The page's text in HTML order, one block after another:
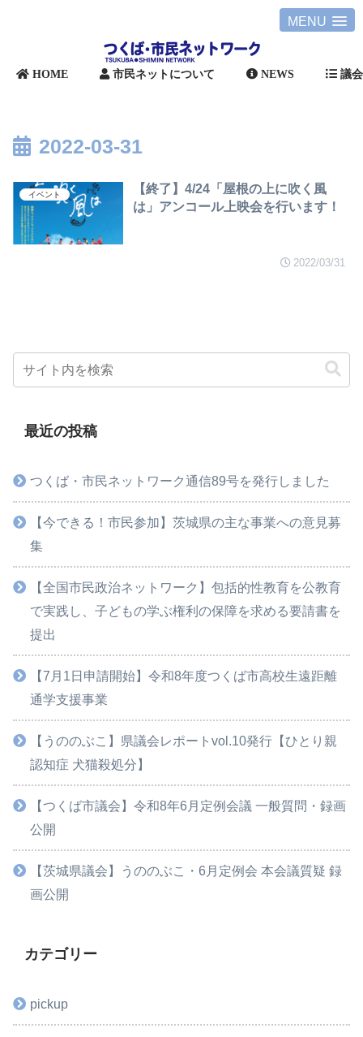
MENU
HOME 市民ネットについて NEWS 議会
2022-03-31
イベント
【終了】4/24「屋根の上に吹く風
は」アンコール上映会を行います！
2022/03/31
最近の投稿
つくば・市民ネットワーク通信89号を発行しました
【今できる！市民参加】茨城県の主な事業への意見募
集
【全国市民政治ネットワーク】包括的性教育を公教育
で実践し、子どもの学ぶ権利の保障を求める要請書を
提出
【7月1日申請開始】令和8年度つくば市高校生遠距離
通学支援事業
【うののぶこ】県議会レポートvol.10発行【ひとり親
認知症 犬猫殺処分】
【つくば市議会】令和8年6月定例会議 一般質問・録画
公開
【茨城県議会】うののぶこ・6月定例会 本会議質疑 録
画公開
カテゴリー
pickup